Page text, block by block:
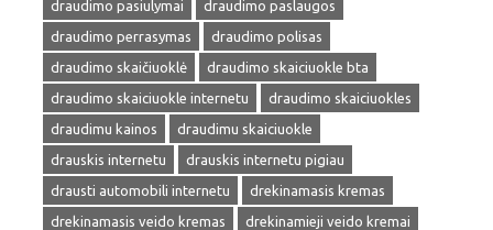
draudimo pasiulymai
draudimo paslaugos
draudimo perrasymas
draudimo polisas
draudimo skaičiuoklė
draudimo skaiciuokle bta
draudimo skaiciuokle internetu
draudimo skaiciuokles
draudimu kainos
draudimu skaiciuokle
drauskis internetu
drauskis internetu pigiau
drausti automobili internetu
drekinamasis kremas
drekinamasis veido kremas
drekinamieji veido kremai